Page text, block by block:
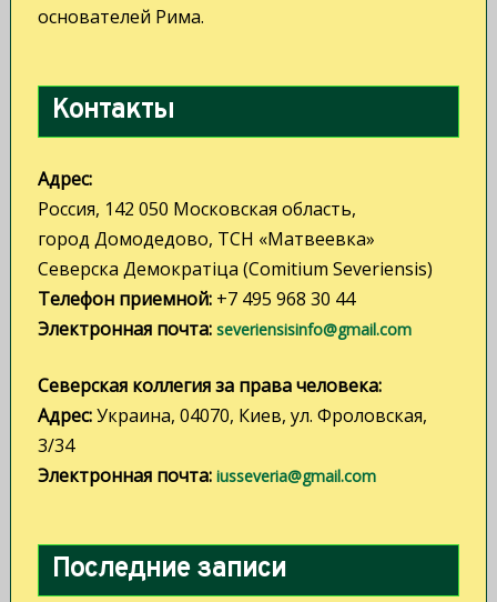
основателей Рима.
Контакты
Адрес:
Россия, 142 050 Московская область,
город Домодедово, ТСН «Матвеевка»
Северска Демократiца (Comitium Severiensis)
Телефон приемной:+7 495 968 30 44
Электронная почта: severiensisinfo@gmail.com
Северская коллегия за права человека:
Адрес:Украина, 04070, Киев, ул. Фроловская,
3/34
Электронная почта: iusseveria@gmail.com
Последние записи